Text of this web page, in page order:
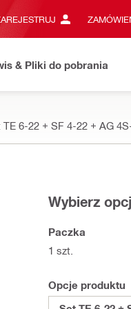
& Pliki do pobrania
TE 6-22 + SF 4-22 + AG
Wybierz
Paczka
1 szt.
Opcje produktu